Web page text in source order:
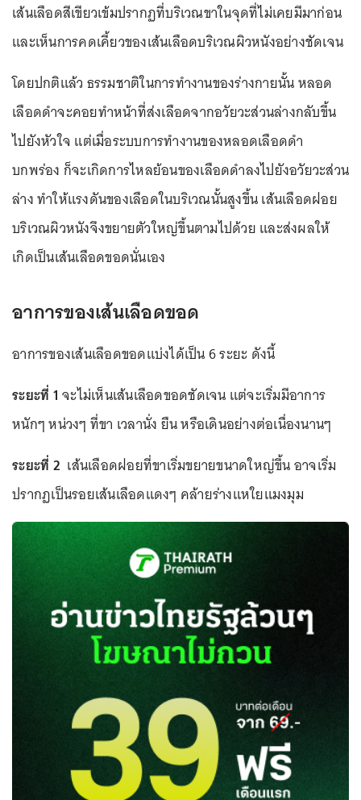
เส้นเลือดสีเขียวเข้มปรากฏที่บริเวณขาในจุดที่ไม่เคยมีมาก่อน
และเห็นการคดเคี้ยวของเส้นเลือดบริเวณผิวหนังอย่างชัดเจน
โดยปกติแล้ว ธรรมชาติในการทำงานของร่างกายนั้น หลอด
เลือดดำจะคอยทำหน้าที่ส่งเลือดจากอวัยวะส่วนล่างกลับขึ้น
ไปยังหัวใจ แต่เมื่อระบบการทำงานของหลอดเลือดดำ
บกพร่อง ก็จะเกิดการไหลย้อนของเลือดดำลงไปยังอวัยวะส่วน
ล่าง ทำให้แรงดันของเลือดในบริเวณนั้นสูงขึ้น เส้นเลือดฝอย
บริเวณผิวหนังจึงขยายตัวใหญ่ขึ้นตามไปด้วย และส่งผลให้
เกิดเป็นเส้นเลือดขอดนั่นเอง
อาการของเส้นเลือดขอด
อาการของเส้นเลือดขอดแบ่งได้เป็น 6 ระยะ ดังนี้
ระยะที่ 1 จะไม่เห็นเส้นเลือดขอดชัดเจน แต่จะเริ่มมีอาการ
หนักๆ หน่วงๆ ที่ขา เวลานั่ง ยืน หรือเดินอย่างต่อเนื่องนานๆ
ระยะที่ 2 เส้นเลือดฝอยที่ขาเริ่มขยายขนาดใหญ่ขึ้น อาจเริ่ม
ปรากฏเป็นรอยเส้นเลือดแดงๆ คล้ายร่างแหใยแมงมุม